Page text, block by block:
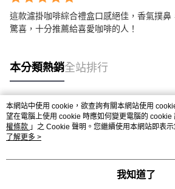
這款濾掛咖啡綜合禮盒口感絕佳，香氣撲鼻
驚喜，十分推薦給喜愛咖啡的人！
本分類熱銷全站排行
熱門標籤
本網站中使用 cookie，欲查詢有關本網站使用
望在電腦上使用 cookie 時應如何變更電腦的 cookie
權條款 」之 Cookie 聲明。您繼續使用本網站即表
用條款之 Cookie 聲明使用 cookie。
了解更多 >
我知道了